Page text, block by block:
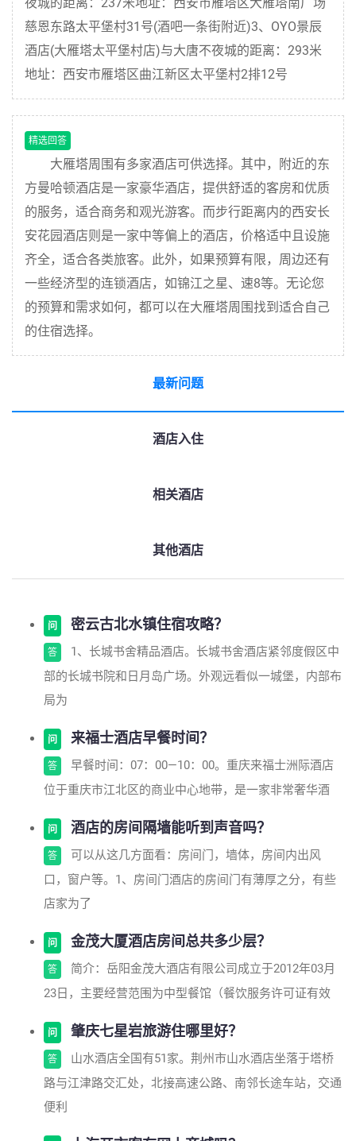
慈恩东路太平堡村31号(酒吧一条街附近)3、OYO景辰
酒店(大雁塔太平堡村店)与大唐不夜城的距离：293米
地址：西安市雁塔区曲江新区太平堡村2排12号
精选回答
大雁塔周围有多家酒店可供选择。其中，附近的东
方曼哈顿酒店是一家豪华酒店，提供舒适的客房和优质
的服务，适合商务和观光游客。而步行距离内的西安长
安花园酒店则是一家中等偏上的酒店，价格适中且设施
齐全，适合各类旅客。此外，如果预算有限，周边还有
一些经济型的连锁酒店，如锦江之星、速8等。无论您
的预算和需求如何，都可以在大雁塔周围找到适合自己
的住宿选择。
最新问题
酒店入住
相关酒店
其他酒店
问 密云古北水镇住宿攻略？
答
1、长城书舍精品酒店。长城书舍酒店紧邻度假区中
部的长城书院和日月岛广场。外观远看似一城堡，内部布
局为
问 来福士酒店早餐时间？
答
早餐时间：07：00—10：00。重庆来福士洲际酒店
位于重庆市江北区的商业中心地带，是一家非常奢华酒
问 酒店的房间隔墙能听到声音吗？
答
可以从这几方面看：房间门，墙体，房间内出风
口，窗户等。1、房间门酒店的房间门有薄厚之分，有些
店家为了
问 金茂大厦酒店房间总共多少层？
答
简介：岳阳金茂大酒店有限公司成立于2012年03月
23日，主要经营范围为中型餐馆（餐饮服务许可证有效
问 肇庆七星岩旅游住哪里好？
答
山水酒店全国有51家。荆州市山水酒店坐落于塔桥
路与江津路交汇处，北接高速公路、南邻长途车站，交通
便利